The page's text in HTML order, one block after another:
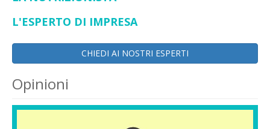
L'ESPERTO DI IMPRESA
CHIEDI AI NOSTRI ESPERTI
Opinioni